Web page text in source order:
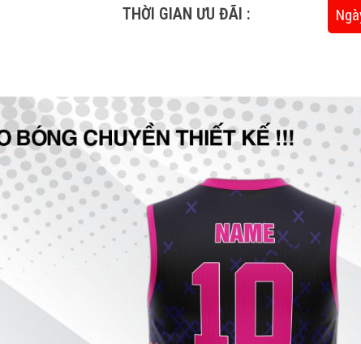
THỜI GIAN ƯU ĐÃI :